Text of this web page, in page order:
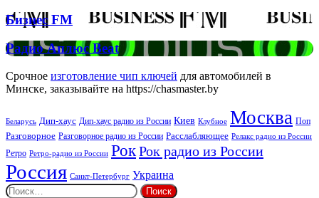
Бизнес
Бизнес FM
Радио
Аплюс
Beat
Радио Аплюс Beat
Срочное изготовление чип ключей для автомобилей в
Минске, заказывайте на https://chasmaster.by
Беларусь Дип-хаус Дип-хаус радио из России Киев Клубное Москва Поп
Разговорное Разговорное радио из России Расслабляющее Релакс радио из России
Ретро Ретро-радио из России РокРок радио из России
Россия Санкт-Петербург Украина
Найти: